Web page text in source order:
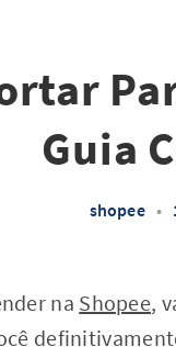
Guia
shopee •
na Shopee,